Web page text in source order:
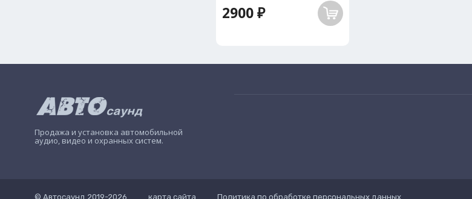
2900 ₽
Продажа и установка автомобильной
аудио, видео и охранных систем.
© Автосаунд 2019-2026 карта сайта Политика по обработке персональных данных